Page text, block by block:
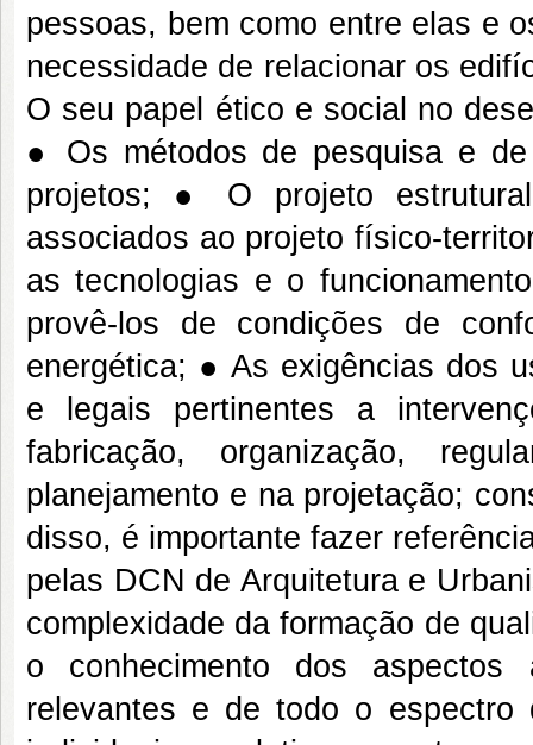
pessoas, bem como entre elas e
necessidade de relacionar os
O seu papel ético e social no
● Os métodos de pesquisa e
projetos; ● O projeto
associados ao projeto físico-
as tecnologias e o
provê-los de condições de
energética; ● As exigências dos
e legais pertinentes a
fabricação, organização,
planejamento e na projetação;
disso, é importante fazer
pelas DCN de Arquitetura e
complexidade da formação de
o conhecimento dos aspectos
relevantes e de todo o espectro